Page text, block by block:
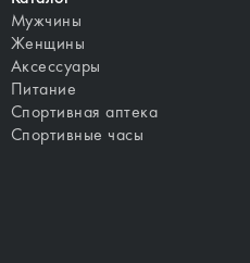
Мужчины
Женщины
Аксессуары
Питание
Спортивная аптека
Спортивные часы